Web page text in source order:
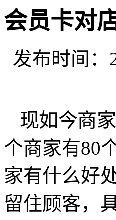
会员卡对
发布时间
现如今商
个商家有80
家有什么好
留住顾客，